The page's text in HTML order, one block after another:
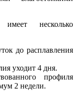
несколько
до расплавления
уходит 4 дня.
профиля
2 недели.